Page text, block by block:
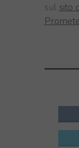
sul sito